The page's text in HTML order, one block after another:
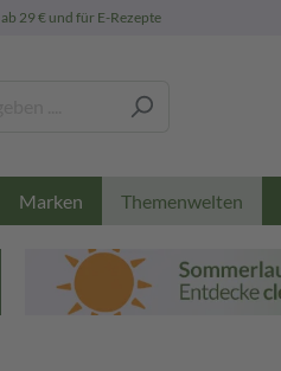
ab 29 € und für E-Rezepte
Marken Themenwelten